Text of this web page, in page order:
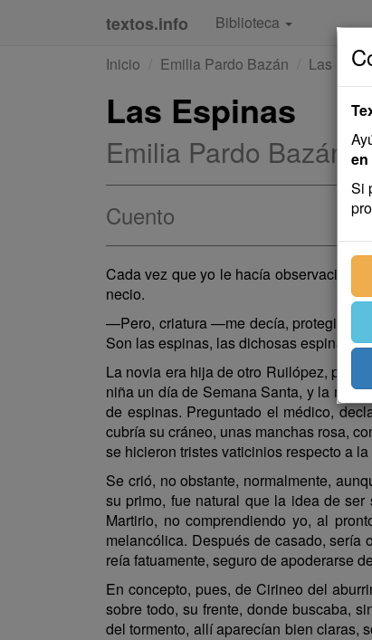
textos.info Biblioteca
Inicio
Emilia Pardo Bazán Las
Las Espinas
Emilia Pardo Bazán
Cuento
Cada vez que yo le hacía
necio.
—Pero, criatura —me decía,
Son las espinas, las dichosas espinas.
La novia era hija de otro Ruilópez,
niña un día de Semana Santa, y la
de espinas. Preguntado el médico,
cubría su cráneo, unas manchas rosa,
se hicieron tristes vaticinios respecto a
Se crió, no obstante, normalmente,
su primo, fue natural que la idea de
Martirio, no comprendiendo yo, al
melancólica. Después de casado, sería
reía fatuamente, seguro de apoderarse
En concepto, pues, de Cirineo del
sobre todo, su frente, donde buscaba,
del tormento, allí aparecían bien claras,
en
Si